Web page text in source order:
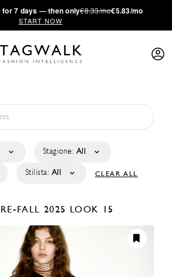
for 7 days — then only€8.33/mo€5.83/mo
START NOW
Stagione: All
Stilista: All CLEAR ALL
FALL 2025 LOOK 15